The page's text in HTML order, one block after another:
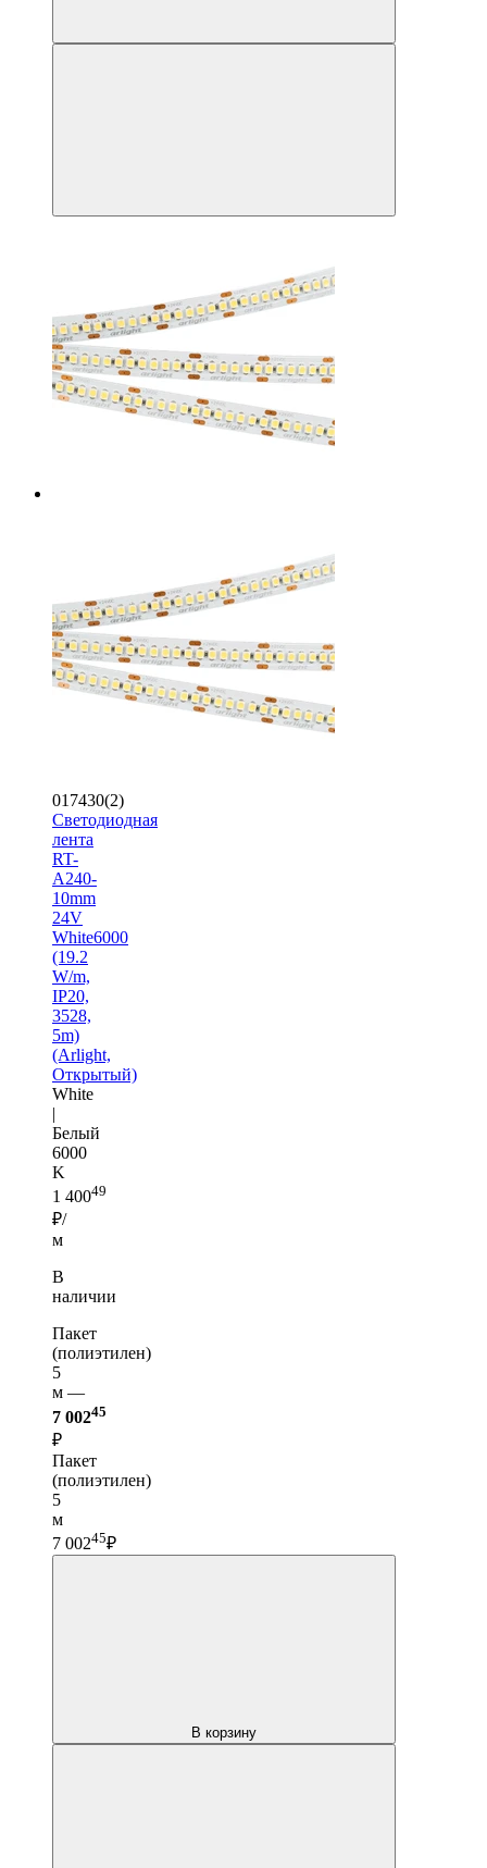
017430(2)
Светодиодная
лента
RT-
A240-
10mm
24V
White6000
(19.2
W/m,
IP20,
3528,
5m)
(Arlight,
Открытый)
White
|
Белый
6000
K
1 40049
₽/
м
В
наличии
Пакет
(полиэтилен)
5
м —
7 00245
₽
Пакет
(полиэтилен)
5
м
7 00245₽
В корзину